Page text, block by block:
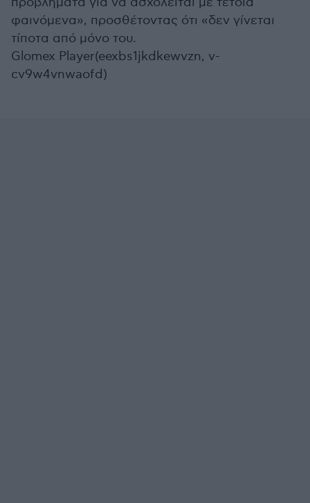
φαινόμενα», προσθέτοντας ότι «δεν γίνεται
τίποτα από μόνο του.
Glomex Player(eexbs1jkdkewvzn, v-
cv9w4vnwaofd)